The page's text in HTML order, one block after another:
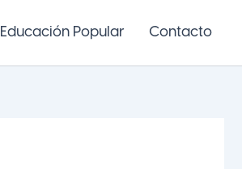
Educación Popular Contacto